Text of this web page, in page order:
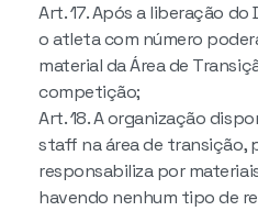
Art. 17. Após a liberação
o atleta com número
material da Área de
competição;
Art. 18. A organização
staff na área de transição,
responsabiliza por
havendo nenhum tipo de